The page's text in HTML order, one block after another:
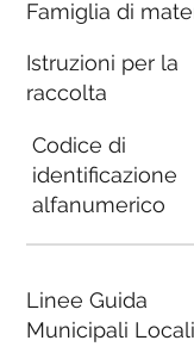
Famiglia di
Istruzioni per la
raccolta
Codice di
identificazione
alfanumerico
Linee Guida
Municipali Locali